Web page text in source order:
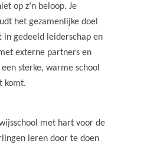
op z’n beloop. Je
het gezamenlijke doel
in gedeeld leiderschap en
externe partners en
sterke, warme school
komt.
met hart voor de
leren door te doen